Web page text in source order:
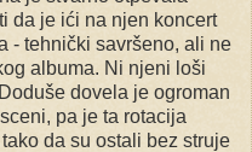
da je ići na njen koncert
- tehnički savršeno, ali ne
albuma. Ni njeni loši
dovela je ogroman
pa je ta rotacija
da su ostali bez struje